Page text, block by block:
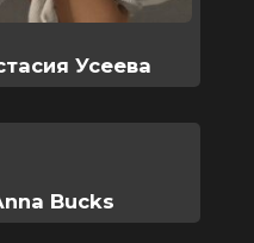
Усеева
Bucks